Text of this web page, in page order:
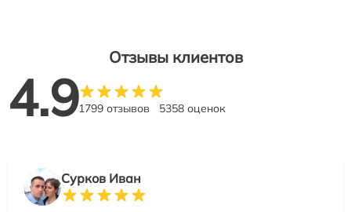
Отзывы клиентов
4.91799 отзывов 5358 оценок
Сурков Иван